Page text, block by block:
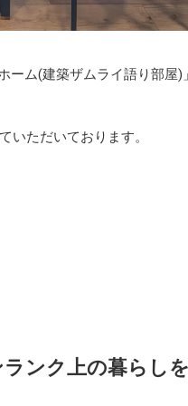
ム(建築ザムライ語り部屋
いただいております。
ンク上の暮らし